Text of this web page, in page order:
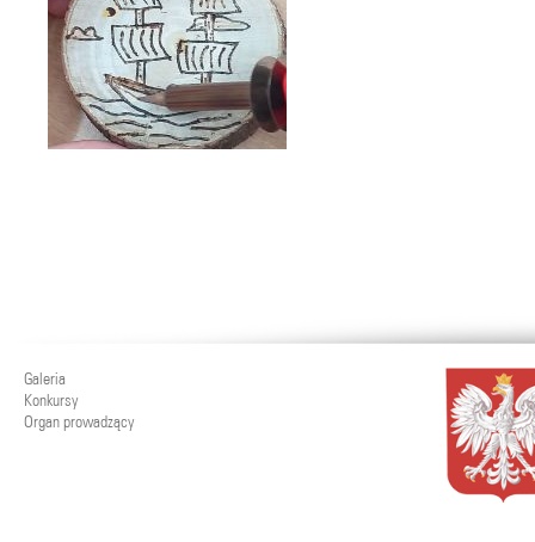
Galeria
Konkursy
Organ prowadzący